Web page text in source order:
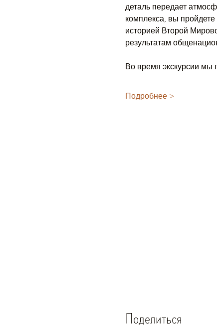
деталь передает
комплекса, вы
историей Второй
результатам
Во время экскурсии мы
Подробнее >
Поделиться